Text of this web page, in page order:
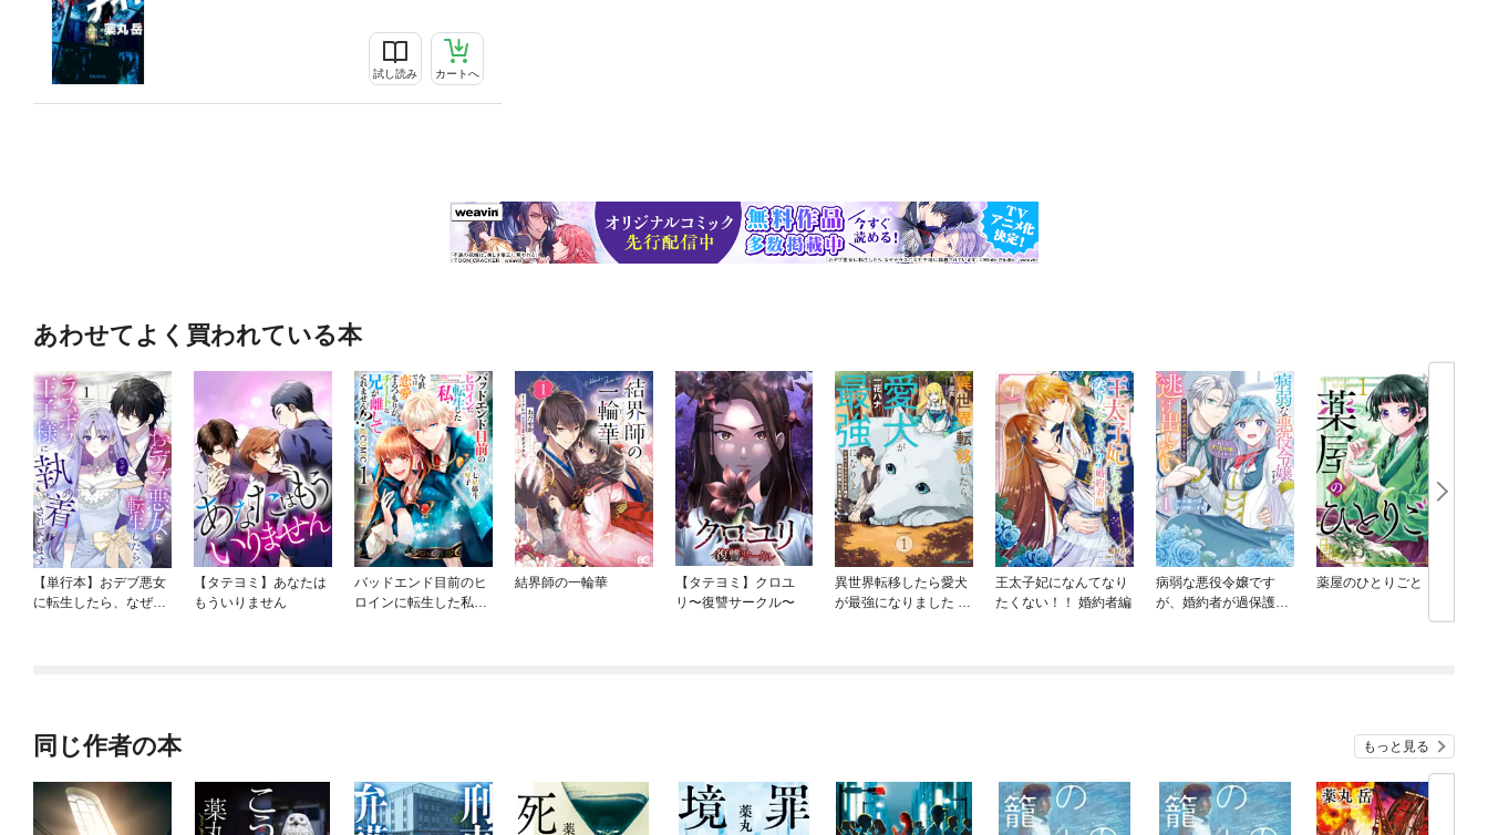
試し読み カートへ
あわせてよく買われている本
【単行本】おデブ悪女
に転生したら、なぜか
【タテヨミ】あなたは
もういりません
バッドエンド目前のヒ
ロインに転生した私、
結界師の一輪華
【タテヨミ】クロユ
リ〜復讐サークル〜
異世界転移したら愛犬
が最強になりました ～
王太子妃になんてなり
たくない！！ 婚約者編
病弱な悪役令嬢です
が、婚約者が過保護す
薬屋のひとりごと
同じ作者の本 もっと見る